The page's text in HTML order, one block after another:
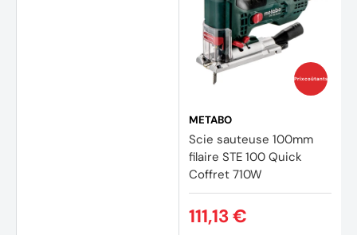
Prix coûtants
METABO
Scie sauteuse 100mm
filaire STE 100 Quick
Coffret 710W
111,13 €